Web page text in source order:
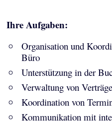
Ihre Aufgaben:
Organisation und
Büro
Unterstützung in der
Verwaltung von
Koordination von
Kommunikation mit